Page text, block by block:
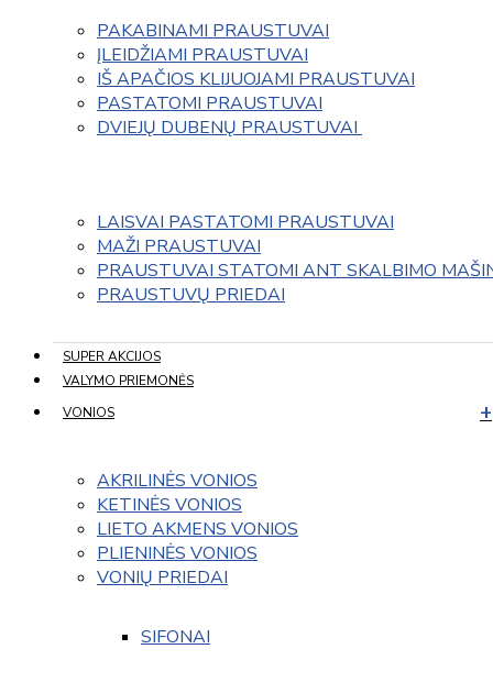
PAKABINAMI PRAUSTUVAI
ĮLEIDŽIAMI PRAUSTUVAI
IŠ APAČIOS KLIJUOJAMI PRAUSTUVAI
PASTATOMI PRAUSTUVAI
DVIEJŲ DUBENŲ PRAUSTUVAI
LAISVAI PASTATOMI PRAUSTUVAI
MAŽI PRAUSTUVAI
PRAUSTUVAI STATOMI ANT SKALBIMO
PRAUSTUVŲ PRIEDAI
SUPER AKCIJOS
VALYMO PRIEMONĖS
VONIOS
AKRILINĖS VONIOS
KETINĖS VONIOS
LIETO AKMENS VONIOS
PLIENINĖS VONIOS
VONIŲ PRIEDAI
SIFONAI